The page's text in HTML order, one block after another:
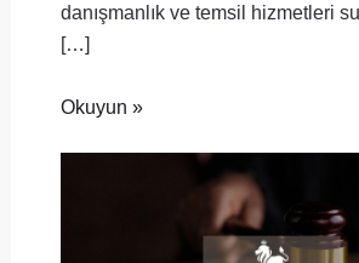
danışmanlık ve temsil hizmetleri
[…]
Okuyun »